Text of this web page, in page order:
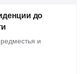
до
и